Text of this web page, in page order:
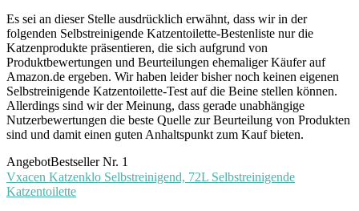
Es sei an dieser Stelle ausdrücklich erwähnt, dass wir in der
folgenden Selbstreinigende Katzentoilette-Bestenliste nur die
Katzenprodukte präsentieren, die sich aufgrund von
Produktbewertungen und Beurteilungen ehemaliger Käufer auf
Amazon.de ergeben. Wir haben leider bisher noch keinen eigenen
Selbstreinigende Katzentoilette-Test auf die Beine stellen können.
Allerdings sind wir der Meinung, dass gerade unabhängige
Nutzerbewertungen die beste Quelle zur Beurteilung von Produkten
sind und damit einen guten Anhaltspunkt zum Kauf bieten.
AngebotBestseller Nr. 1
Vxacen Katzenklo Selbstreinigend, 72L Selbstreinigende
Katzentoilette